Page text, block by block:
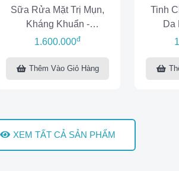
Sữa Rửa Mặt Trị Mụn,
Kháng Khuẩn -
Cleansing Gel BioAcne
1.600.000đ
Thêm Vào Giỏ Hàng
Tinh
Da
XEM TẤT CẢ SẢN PHẨM